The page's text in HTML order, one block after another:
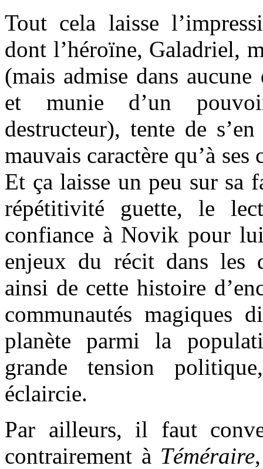
Tout cela laisse
dont l’héroïne, Galadriel,
(mais admise dans
et munie d’un
destructeur), tente de
mauvais caractère qu’à ses
Et ça laisse un peu sur
répétitivité guette, le
confiance à Novik pour
enjeux du récit dans les
ainsi de cette histoire
communautés magiques
planète parmi la
grande tension
éclaircie.
Par ailleurs, il faut
contrairement à Téméraire